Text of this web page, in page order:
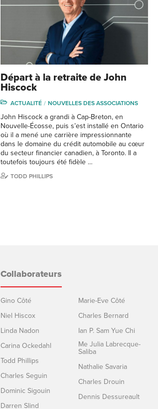
Départ à la retraite de John
Hiscock
ACTUALITÉ NOUVELLES DES ASSOCIATIONS
John Hiscock a grandi à Cap-Breton, en
Nouvelle-Écosse, puis s’est installé en Ontario
où il a mené une carrière impressionnante
dans le domaine du crédit automobile au cœur
du secteur financier canadien, à Toronto. Il a
toutefois toujours été fidèle …
TODD PHILLIPS
Collaborateurs
Gino Côté
Niel Hiscox
Linda Nadon
Carina Ockedahl
Todd Phillips
Charles Seguin
Dominic Sigouin
Darren Slind
Marie-Eve Côté
Charles Bernard
Ian P. Sam Yue Chi
Me Julia Labrecque-
Saliba
Nathalie Savaria
Charles Drouin
Dennis Dessureault